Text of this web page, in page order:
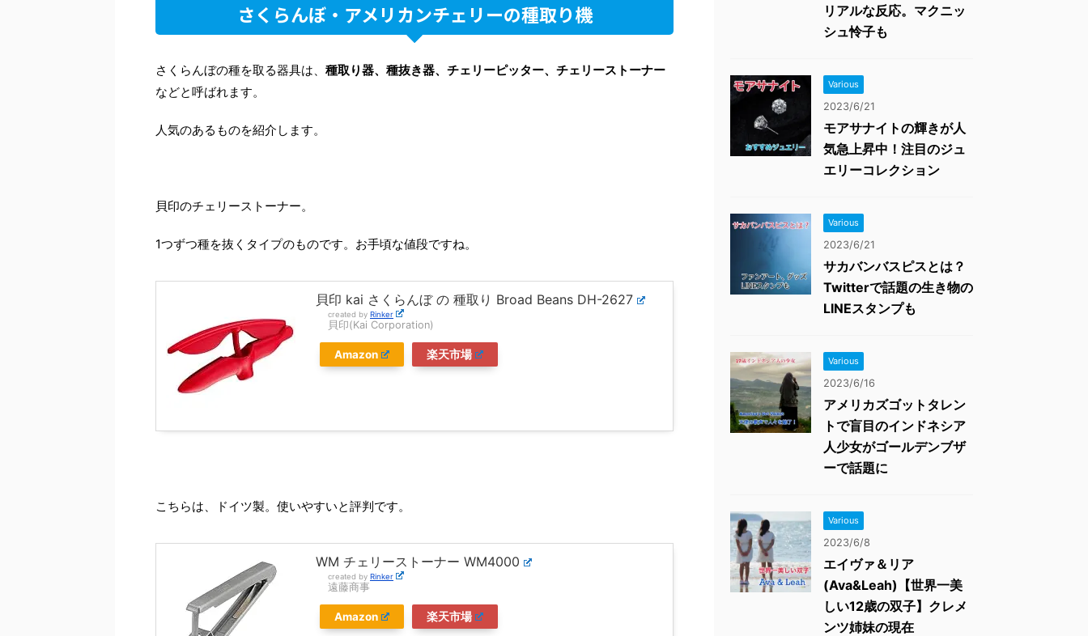
さくらんぼ・アメリカンチェリーの種取り機
さくらんぼの種を取る器具は、 種取り器、種抜き器、チェリーピッター、チェリーストーナー
などと呼ばれます。
人気のあるものを紹介します。
貝印のチェリーストーナー。
1つずつ種を抜くタイプのものです。お手頃な値段ですね。
貝印 kai さくらんぼ の 種取り Broad Beans DH-2627
created by Rinker
貝印(Kai Corporation)
Amazon 楽天市場
こちらは、ドイツ製。使いやすいと評判です。
WM チェリーストーナー WM4000
created by Rinker
遠藤商事
Amazon 楽天市場
リアルな反応。マクニッ
シュ怜子も
Various
2023/6/21
モアサナイトの輝きが人
気急上昇中！注目のジュ
エリーコレクション
Various
2023/6/21
サカバンバスピスとは？
Twitterで話題の生き物の
LINEスタンプも
Various
2023/6/16
アメリカズゴットタレン
トで盲目のインドネシア
人少女がゴールデンブザ
ーで話題に
Various
2023/6/8
エイヴァ＆リア
(Ava&Leah)【世界一美
しい12歳の双子】クレメ
ンツ姉妹の現在